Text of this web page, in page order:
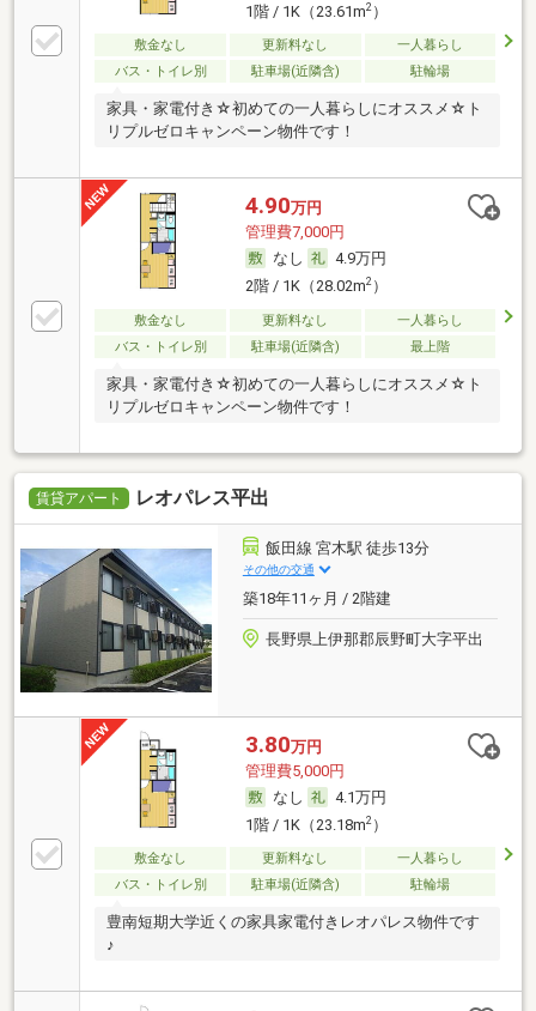
1階 / 1K（23.61m2）
敷金なし 更新料なし
一人暮らし
バス・トイレ別
駐車場(近隣含) 駐輪場
家具・家電付き☆初めての一人暮らしにオススメ☆ト
リプルゼロキャンペーン物件です！
4.90万円
管理費7,000円
なし
4.9万円
2階 / 1K（28.02m2）
敷金なし 更新料なし
一人暮らし
バス・トイレ別
駐車場(近隣含) 最上階
家具・家電付き☆初めての一人暮らしにオススメ☆ト
リプルゼロキャンペーン物件です！
賃貸アパート レオパレス平出
飯田線 宮木駅 徒歩13分
その他の交通
築18年11ヶ月 / 2階建
長野県上伊那郡辰野町大字平出
3.80万円
管理費5,000円
なし
4.1万円
1階 / 1K（23.18m2）
敷金なし 更新料なし
一人暮らし
バス・トイレ別
駐車場(近隣含) 駐輪場
豊南短期大学近くの家具家電付きレオパレス物件です
♪